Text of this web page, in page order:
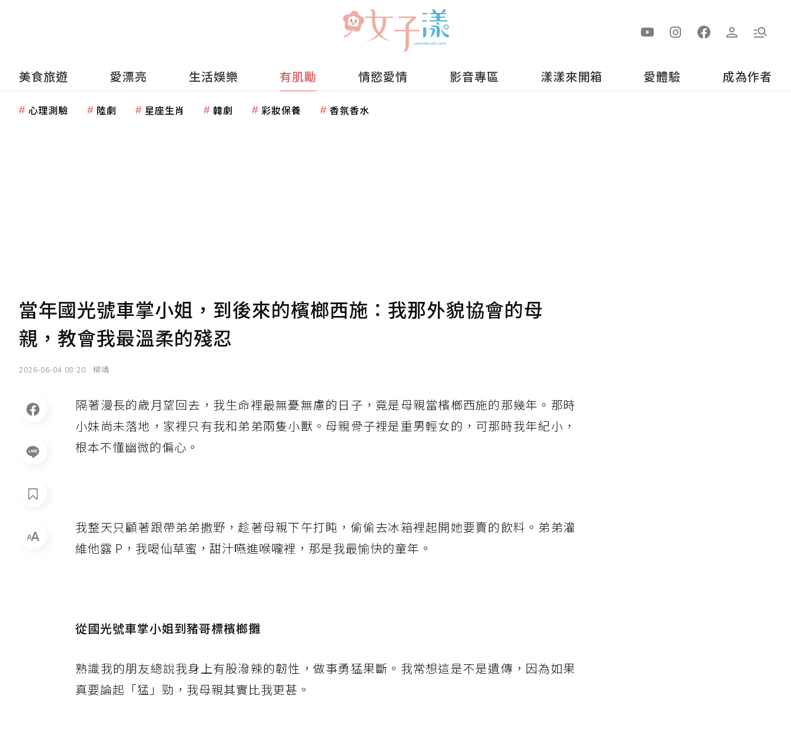
美食旅遊 愛漂亮 生活娛樂 有肌勵 情慾愛情 影音專區 漾漾來開箱 愛體驗 成為作者
心理測驗 陸劇 星座生肖 韓劇 彩妝保養 香氛香水
當年國光號車掌小姐，到後來的檳榔西施：我那外貌協會的母
親，教會我最溫柔的殘忍
2026-06-04 08:20 柳靖
隔著漫長的歲月望回去，我生命裡最無憂無慮的日子，竟是母親當檳榔西施的那幾年。那時
小妹尚未落地，家裡只有我和弟弟兩隻小獸。母親骨子裡是重男輕女的，可那時我年紀小，
根本不懂幽微的偏心。
我整天只顧著跟帶弟弟撒野，趁著母親下午打盹，偷偷去冰箱裡起開她要賣的飲料。弟弟灌
維他露 P，我喝仙草蜜，甜汁嚥進喉嚨裡，那是我最愉快的童年。
從國光號車掌小姐到豬哥標檳榔攤
熟識我的朋友總說我身上有股潑辣的韌性，做事勇猛果斷。我常想這是不是遺傳，因為如果
真要論起「猛」勁，我母親其實比我更甚。